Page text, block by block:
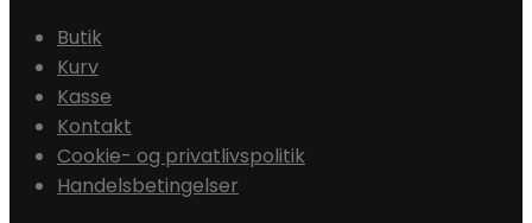
Butik
Kurv
Kasse
Kontakt
Cookie- og privatlivspolitik
Handelsbetingelser